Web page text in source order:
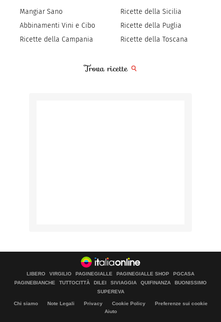
Mangiar Sano
Abbinamenti Vini e Cibo
Ricette della Campania
Ricette della Sicilia
Ricette della Puglia
Ricette della Toscana
Trova ricette
LIBERO VIRGILIO PAGINEGIALLE PAGINEGIALLE SHOP
PGCASA
PAGINEBIANCHE
TUTTOCITTÀ DILEI SIVIAGGIA QUIFINANZA
BUONISSIMO
SUPEREVA
Chi siamo Note Legali Privacy Cookie Policy
Preferenze sui cookie
Aiuto